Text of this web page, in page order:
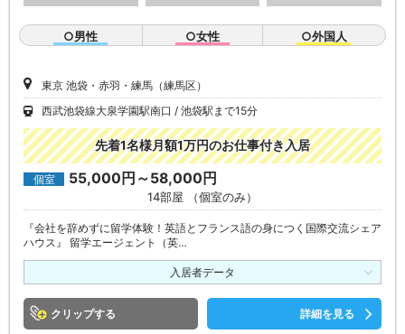
○男性 ○女性 ○外国人
東京 池袋・赤羽・練馬（練馬区）
西武池袋線大泉学園駅南口
池袋駅まで15分
先着1名様月額1万円のお仕事付き入居
個室 55,000円～58,000円
14部屋 （個室のみ）
『会社を辞めずに留学体験！英語とフランス語の身につく国際交流シェア
ハウス』 留学エージェント（英…
入居者データ
クリップ 詳細を見る